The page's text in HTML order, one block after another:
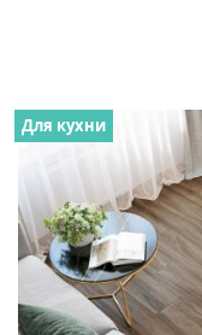
Для кухни